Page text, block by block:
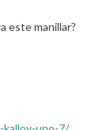
este manillar?